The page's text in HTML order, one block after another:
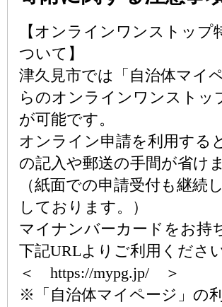
【オンラインワンストップ
ついて】
津久見市では「自治体マイ
らのオンラインワンストッ
が可能です。
オンライン申請を利用する
の記入や郵送の手間が省けま
（紙面での申請受付も継続
しております。）
マイナンバーカードをお持
下記URLよりご利用ください
＜ https://mypg.jp/ ＞
※「自治体マイページ」の